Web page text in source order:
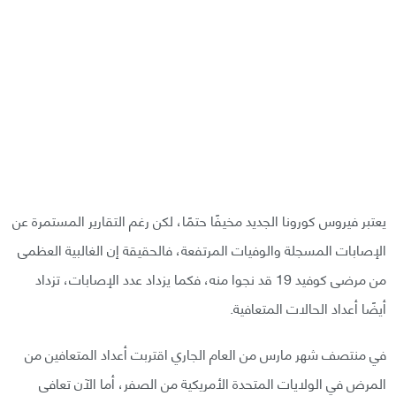
يعتبر فيروس كورونا الجديد مخيفًا حتمًا، لكن رغم التقارير المستمرة عن
الإصابات المسجلة والوفيات المرتفعة، فالحقيقة إن الغالبية العظمى
من مرضى كوفيد 19 قد نجوا منه، فكما يزداد عدد الإصابات، تزداد
أيضًا أعداد الحالات المتعافية.
في منتصف شهر مارس من العام الجاري اقتربت أعداد المتعافين من
المرض في الولايات المتحدة الأمريكية من الصفر، أما الآن تعافى